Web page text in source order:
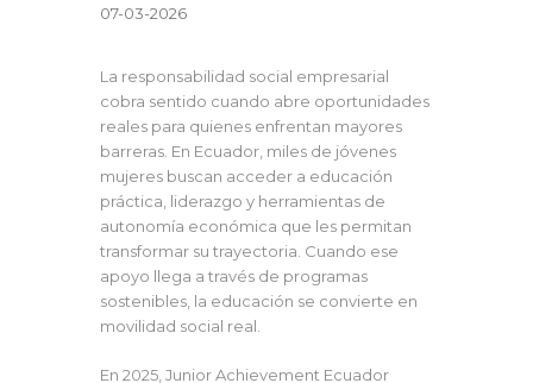
07-03-2026
La responsabilidad social empresarial
cobra sentido cuando abre oportunidades
reales para quienes enfrentan mayores
barreras. En Ecuador, miles de jóvenes
mujeres buscan acceder a educación
práctica, liderazgo y herramientas de
autonomía económica que les permitan
transformar su trayectoria. Cuando ese
apoyo llega a través de programas
sostenibles, la educación se convierte en
movilidad social real.
En 2025, Junior Achievement Ecuador